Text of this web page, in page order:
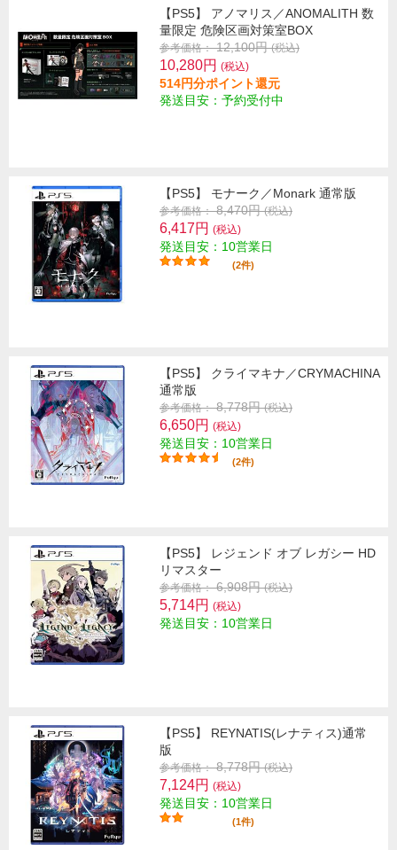
【PS5】 アノマリス／ANOMALITH 数
量限定 危険区画対策室BOX
参考価格： 12,100円(税込)
10,280円 (税込)
514円分ポイント還元
発送目安：予約受付中
【PS5】 モナーク／Monark 通常版
参考価格： 8,470円(税込)
6,417円 (税込)
発送目安：10営業日
(2件)
【PS5】 クライマキナ／CRYMACHINA
通常版
参考価格： 8,778円(税込)
6,650円 (税込)
発送目安：10営業日
(2件)
【PS5】 レジェンド オブ レガシー HD
リマスター
参考価格： 6,908円(税込)
5,714円 (税込)
発送目安：10営業日
【PS5】 REYNATIS(レナティス)通常
版
参考価格： 8,778円(税込)
7,124円 (税込)
発送目安：10営業日
(1件)